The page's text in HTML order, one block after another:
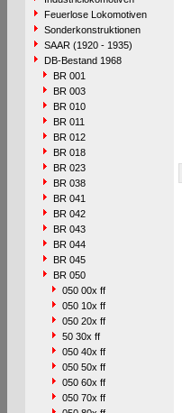
Feuerlose Lokomotiven
Sonderkonstruktionen
SAAR (1920 - 1935)
DB-Bestand 1968
BR 001
BR 003
BR 010
BR 011
BR 012
BR 018
BR 023
BR 038
BR 041
BR 042
BR 043
BR 044
BR 045
BR 050
050 00x ff
050 10x ff
050 20x ff
50 30x ff
050 40x ff
050 50x ff
050 60x ff
050 70x ff